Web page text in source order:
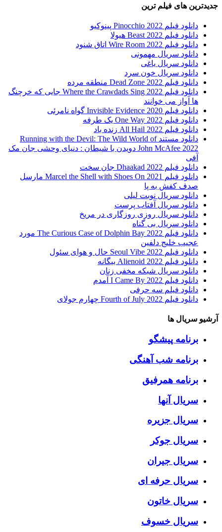
جدیدترین های فیلم ترین
دانلود فیلم Pinocchio 2022 پینوکیو
دانلود فیلم Beast 2022 هیولا
دانلود فیلم Wire Room 2022 اتاق شنود
دانلود سریال مهمونی
دانلود سریال یاغی
دانلود سریال خون سرد
دانلود فیلم 2022 Dead Zone منطقه مرده
دانلود فیلم Where the Crawdads Sing 2022 جایی که خرچنگ
ها آواز می خوانند
دانلود فیلم 2020 Invisible Evidence گواه نامرئی
دانلود فیلم One Way 2022 یک طرفه
دانلود فیلم All Hail 2022 زنده باد
دانلود مستند Running with the Devil: The Wild World of
John McAfee 2022 دویدن با شیطان : دنیای وحشی جان مک
آفی
دانلود فیلم Dhaakad 2022 جان سخت
دانلود فیلم Marcel the Shell with Shoes On 2021 مارسل
صدف کفش به پا
دانلود سریال نوبت لیلی
دانلود سریال آفتاب پرست
دانلود سریال روزی روزگاری در مریخ
دانلود سریال بی گناه
دانلود فیلم The Curious Case of Dolphin Bay 2022 مورد
عجیب خلیج دلفین
دانلود فیلم Seoul Vibe 2022 حال و هوای سئول
دانلود فیلم Alienoid 2022 بیگانه
دانلود سریال شبکه مخفی زنان
دانلود فیلم I Came By 2022 آمدم
دانلود فیلم سه حرفی
دانلود فیلم Fourth of July 2022 چهارم جولای
آرشیو سریال ها
برنامه پیشگو
برنامه شب آهنگی
برنامه همرفیق
سریال آنها
سریال جزیره
سریال جوکر
سریال جیران
سریال حرفه ای
سریال خاتون
سریال خسوف